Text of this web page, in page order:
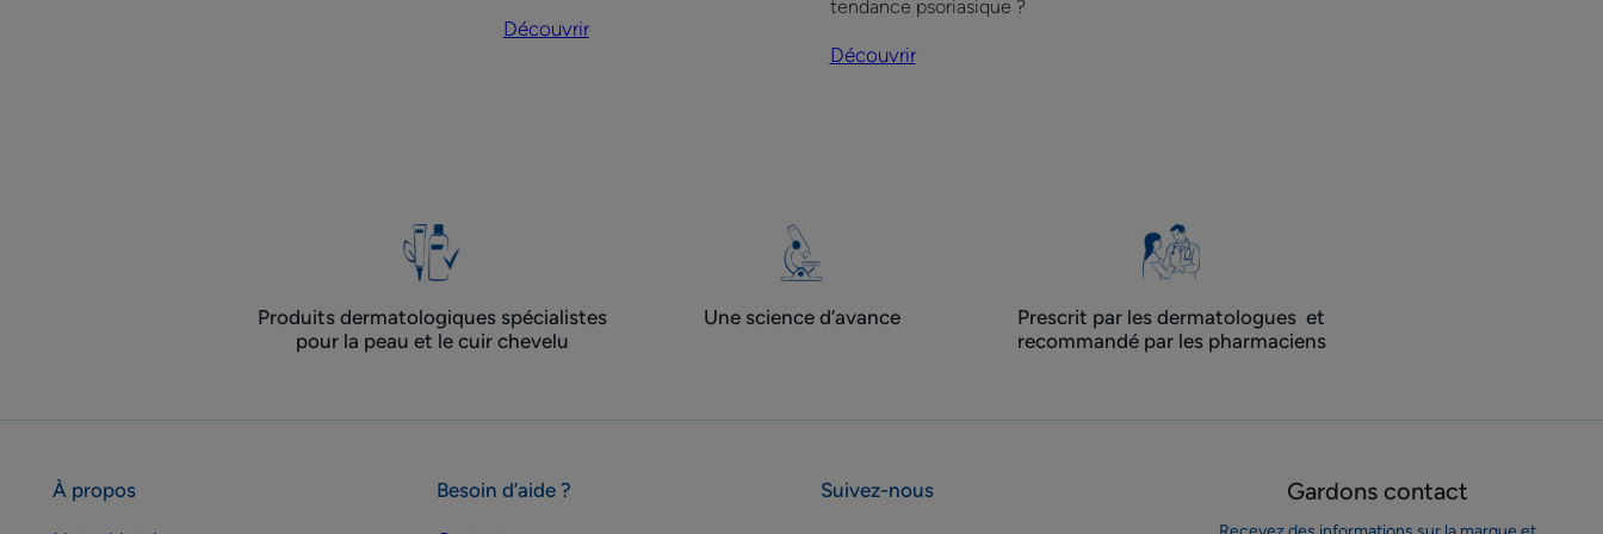
s-
Découvrir
s-
o
tendance psoriasique ?
Découvrir
Produits dermatologiques spécialistes
pour la peau et le cuir chevelu
Une science d’avance
Prescrit par les dermatologues ​ et
recommandé par les pharmaciens
Gardons contact
À propos Besoin d’aide ? Suivez-nous